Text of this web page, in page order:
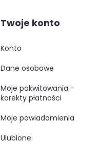
Twoje konto
konto
dane osobowe
moje pokwitowania -
korekty płatności
moje powiadomienia
ulubione